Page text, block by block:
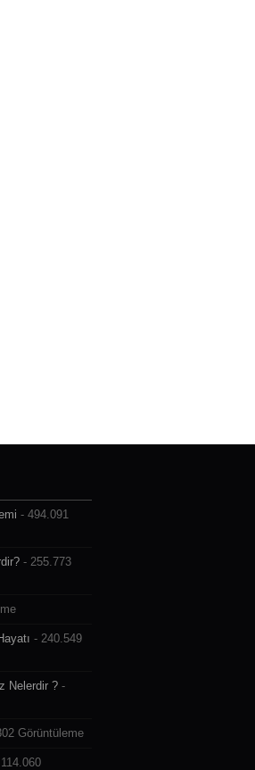
- 494.091
- 255.773
- 240.549
Nelerdir ?-
Görüntüleme